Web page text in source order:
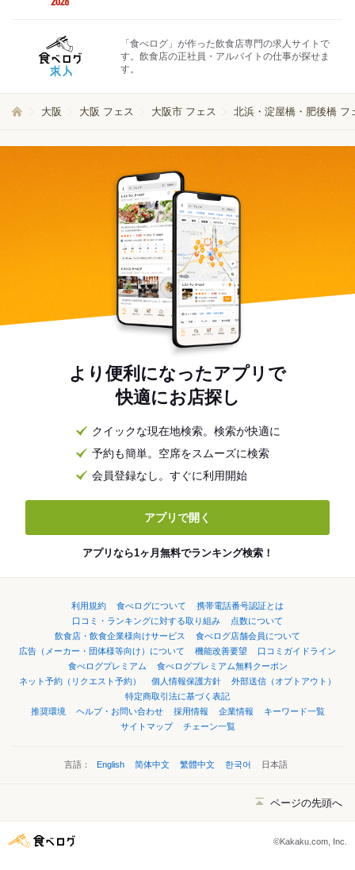
「食べログ」が作った飲食店専門の求人サイトで
す。飲食店の正社員・アルバイトの仕事が探せま
す。
大阪 大阪 フェス 大阪市 フェス 北浜・淀屋橋・肥後橋 フ
より便利になったアプリで
快適にお店探し
クイックな現在地検索。検索が快適に
予約も簡単。空席をスムーズに検索
会員登録なし。すぐに利用開始
アプリで開く
アプリなら1ヶ月無料でランキング検索！
利用規約 食べログについて
携帯電話番号認証とは
口コミ・ランキングに対する取り組み
点数について
飲食店・飲食企業様向けサービス
食べログ店舗会員について
広告（メーカー・団体様等向け）について
機能改善要望
口コミガイドライン
食べログプレミアム
食べログプレミアム無料クーポン
ネット予約（リクエスト予約）
個人情報保護方針
外部送信（オプトアウト）
特定商取引法に基づく表記
推奨環境
ヘルプ・お問い合わせ 採用情報 企業情報
キーワード一覧
サイトマップ
チェーン一覧
言語： English 简体中文 繁體中文 한국어 日本語
ページの先頭へ
©Kakaku.com, Inc.